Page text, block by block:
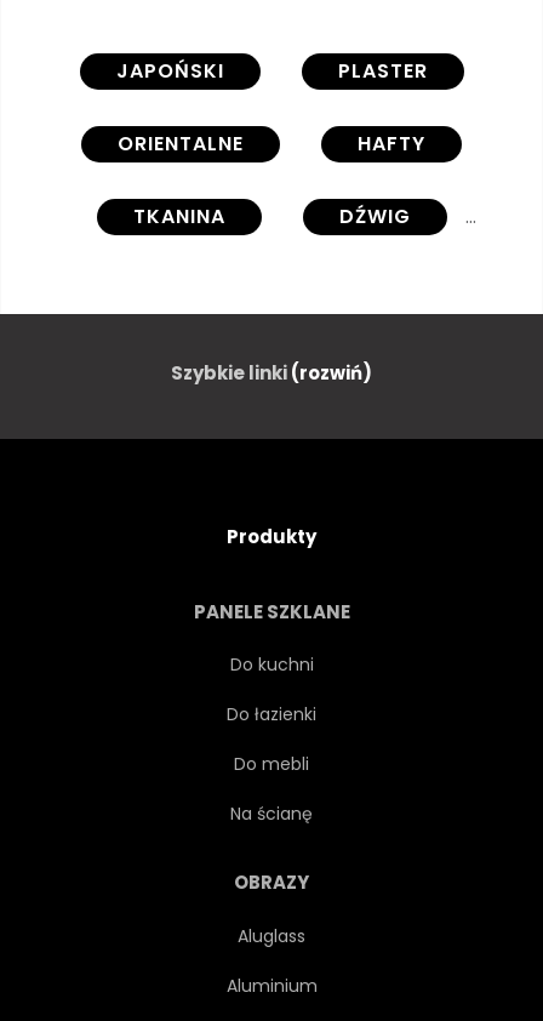
JAPOŃSKI PLASTER
ORIENTALNE HAFTY
TKANINA DŹWIG
AZJATYCKI TŁO
PTAK CZARNY
KWIATOWY
ILUSTRACJA
WŁÓKIENNICZYCH
Szybkie linki(rozwiń)
Produkty
PANELE SZKLANE
Do kuchni
Do łazienki
Do mebli
Na ścianę
OBRAZY
Aluglass
Aluminium